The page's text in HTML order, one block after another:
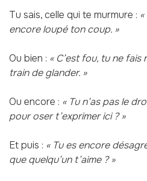
Tu sais, celle qui te murmure :
encore loupé ton coup. »
Ou bien : « C’est fou, tu ne
train de glander. »
Ou encore : « Tu n’as pas le
pour oser t’exprimer ici ? »
Et puis : « Tu es encore
que quelqu’un t’aime ? »